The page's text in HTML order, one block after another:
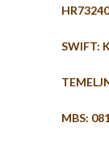
SWIFT:
MBS: